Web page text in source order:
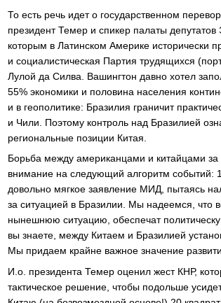
То есть речь идет о государственном
президент Темер и спикер палаты
которым в Латинском Америке исторически
и социалистическая Партия трудящихся
Лулой да Силва. Вашингтон давно хотел
55% экономики и половина населения
и в геополитике: Бразилия граничит
и Чили. Поэтому контроль над Бразилией
региональные позиции Китая.
Борьба между американцами и китайцами
внимание на следующий алгоритм событий:
довольно мягкое заявление МИД, пытаясь
за ситуацией в Бразилии. Мы надеемся, что
нынешнюю ситуацию, обеспечат
вы знаете, между Китаем и Бразилией
Мы придаем крайне важное значение
И.о. президента Темер оценил жест КНР,
тактическое решение, чтобы подольше